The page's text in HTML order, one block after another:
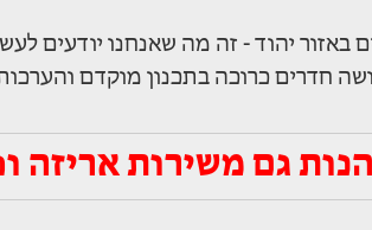
חדרים כרוכה בתכנון מוקדם
גם משירות אריזה